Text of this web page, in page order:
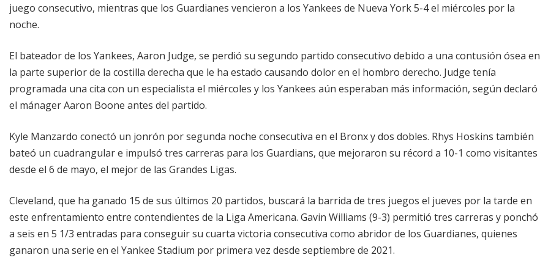
juego consecutivo, mientras que los Guardianes vencieron a los Yankees de Nueva York 5-4 el miércoles por la
noche.
El bateador de los Yankees, Aaron Judge, se perdió su segundo partido consecutivo debido a una contusión ósea en
la parte superior de la costilla derecha que le ha estado causando dolor en el hombro derecho. Judge tenía
programada una cita con un especialista el miércoles y los Yankees aún esperaban más información, según declaró
el mánager Aaron Boone antes del partido.
Kyle Manzardo conectó un jonrón por segunda noche consecutiva en el Bronx y dos dobles. Rhys Hoskins también
bateó un cuadrangular e impulsó tres carreras para los Guardians, que mejoraron su récord a 10-1 como visitantes
desde el 6 de mayo, el mejor de las Grandes Ligas.
Cleveland, que ha ganado 15 de sus últimos 20 partidos, buscará la barrida de tres juegos el jueves por la tarde en
este enfrentamiento entre contendientes de la Liga Americana. Gavin Williams (9-3) permitió tres carreras y ponchó
a seis en 5 1/3 entradas para conseguir su cuarta victoria consecutiva como abridor de los Guardianes, quienes
ganaron una serie en el Yankee Stadium por primera vez desde septiembre de 2021.